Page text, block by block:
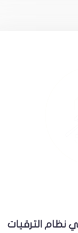
الترقيات